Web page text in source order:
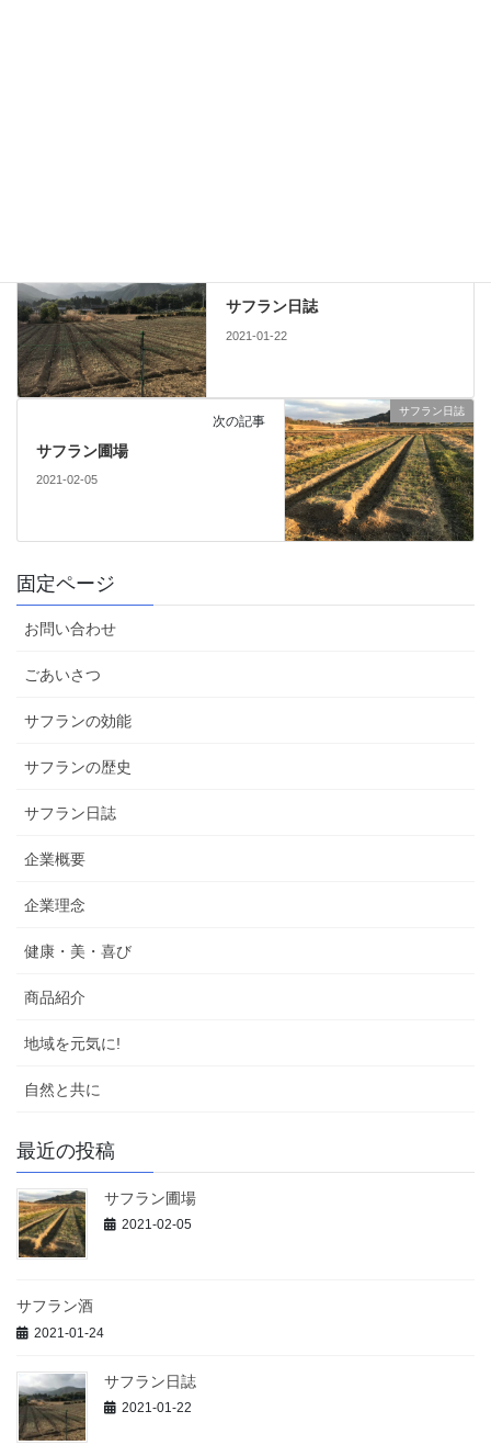
サフラン日誌
2021-01-22
サフラン日誌
次の記事
サフラン圃場
2021-02-05
固定ページ
お問い合わせ
ごあいさつ
サフランの効能
サフランの歴史
サフラン日誌
企業概要
企業理念
健康・美・喜び
商品紹介
地域を元気に!
自然と共に
最近の投稿
サフラン圃場
2021-02-05
サフラン酒
2021-01-24
サフラン日誌
2021-01-22